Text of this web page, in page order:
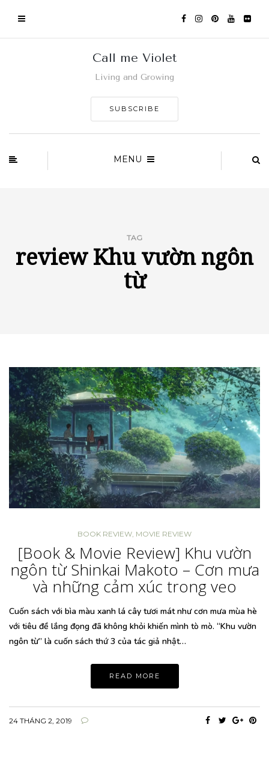
Call me Violet
Living and Growing
SUBSCRIBE
MENU
TAG
review Khu vườn ngôn
từ
BOOK REVIEW MOVIE REVIEW
[Book & Movie Review] Khu vườn
ngôn từ Shinkai Makoto – Cơn mưa
và những cảm xúc trong veo
Cuốn sách với bìa màu xanh lá cây tươi mát như cơn mưa mùa hè
với tiêu đề lắng đọng đã không khỏi khiến mình tò mò. “Khu vườn
ngôn từ” là cuốn sách thứ 3 của tác giả nhật…
READ MORE
24 THÁNG 2, 2019